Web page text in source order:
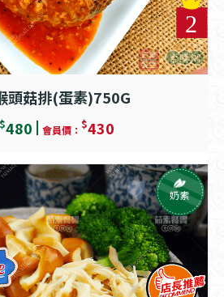
頭菇排(蛋素)750G
$480 會員價： $430
奶素